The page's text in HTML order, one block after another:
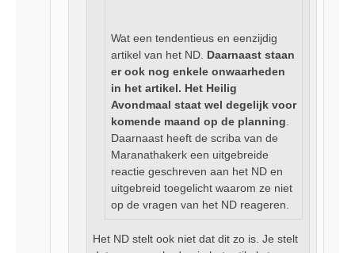
Wat een tendentieus en eenzijdig
artikel van het ND. Daarnaast staan
er ook nog enkele onwaarheden
in het artikel. Het Heilig
Avondmaal staat wel degelijk voor
komende maand op de planning
Daarnaast heeft de scriba van de
Maranathakerk een uitgebreide
reactie geschreven aan het ND en
uitgebreid toegelicht waarom ze niet
op de vragen van het ND reageren.
Het ND stelt ook niet dat dit zo is. Je stelt